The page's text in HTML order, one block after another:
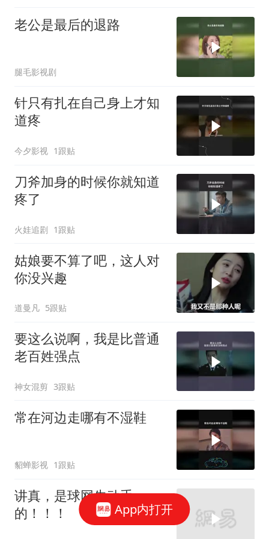
老公是最后的退路
腿毛影视剧
针只有扎在自己身上才知
道疼
今夕影视 1跟贴
刀斧加身的时候你就知道
疼了
火娃追剧 1跟贴
姑娘要不算了吧，这人对
你没兴趣
道曼凡 5跟贴
要这么说啊，我是比普通
老百姓强点
神女混剪 3跟贴
常在河边走哪有不湿鞋
貂蝉影视 1跟贴
讲真，是球网先动手
的！！！
App内打开